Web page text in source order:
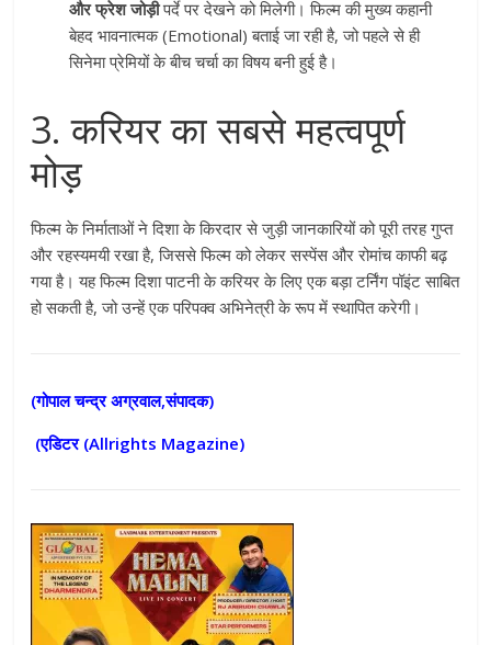
और फ्रेश जोड़ीपर्दे पर देखने को मिलेगी। फिल्म की मुख्य कहानी
बेहद भावनात्मक (Emotional) बताई जा रही है, जो पहले से ही
सिनेमा प्रेमियों के बीच चर्चा का विषय बनी हुई है।
3. करियर का सबसे महत्वपूर्ण
मोड़
फिल्म के निर्माताओं ने दिशा के किरदार से जुड़ी जानकारियों को पूरी तरह गुप्त
और रहस्यमयी रखा है, जिससे फिल्म को लेकर सस्पेंस और रोमांच काफी बढ़
गया है। यह फिल्म दिशा पाटनी के करियर के लिए एक बड़ा टर्निंग पॉइंट साबित
हो सकती है, जो उन्हें एक परिपक्व अभिनेत्री के रूप में स्थापित करेगी।
(गोपाल चन्द्र अग्रवाल,संपादक)
(एडिटर (Allrights Magazine)